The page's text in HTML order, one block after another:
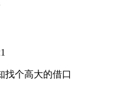
找个高大的借口